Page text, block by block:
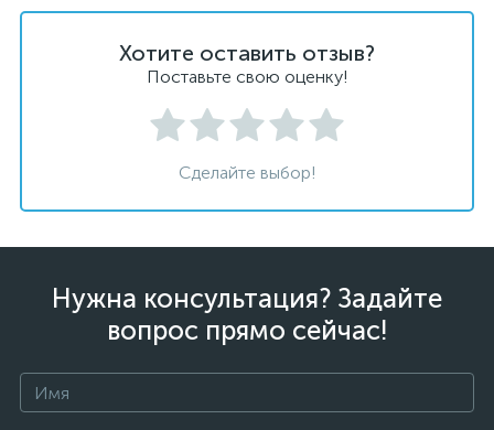
Хотите оставить отзыв?
Поставьте свою оценку!
Сделайте выбор!
Нужна консультация? Задайте
вопрос прямо сейчас!